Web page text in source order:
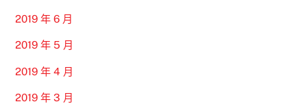
2019 年 6 月
2019 年 5 月
2019 年 4 月
2019 年 3 月